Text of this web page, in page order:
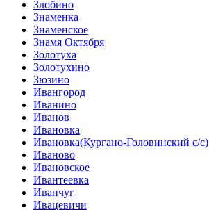
Злобино
Знаменка
Знаменское
Знамя Октября
Золотуха
Золотухино
Зюзино
Ивангород
Иванино
Иванов
Ивановка
Ивановка(Кургано-Головинский с/с)
Иваново
Ивановское
Ивантеевка
Иванчуг
Ивацевичи